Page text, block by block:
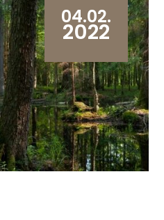
04.02.
2022